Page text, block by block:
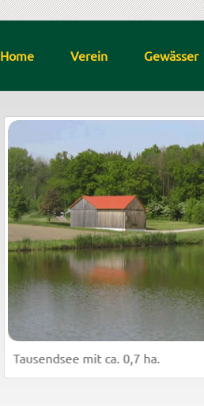
Home Verein Gewässer
Tausendsee mit ca. 0,7 ha.